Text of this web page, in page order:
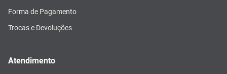
Forma de Pagamento
Trocas e Devoluções
Atendimento